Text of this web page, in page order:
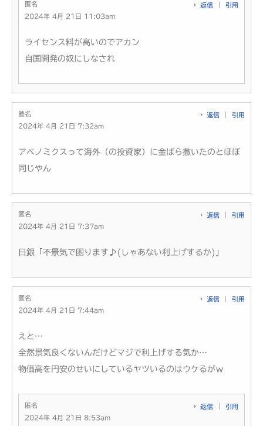
匿名
2024年 4月 21日 11:03am
返信 引用
ライセンス料が高いのでアカン
自国開発の奴にしなされ
匿名
2024年 4月 21日 7:32am
返信 引用
アベノミクスって海外（の投資家）に金ばら撒いたのとほぼ
同じやん
匿名
2024年 4月 21日 7:37am
返信 引用
日銀「不景気で困ります♪(しゃあない利上げするか)」
匿名
2024年 4月 21日 7:44am
返信 引用
えと…
全然景気良くないんだけどマジで利上げする気か…
物価高を円安のせいにしているヤツいるのはウケるがｗ
匿名
2024年 4月 21日 8:53am
返信 引用